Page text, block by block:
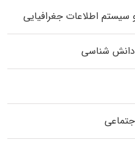
اطلاعات جغرافیایی
دانش شناسی